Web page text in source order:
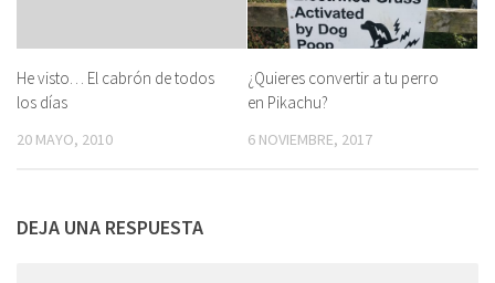
He visto… El cabrón de todos
los días
20 MAYO, 2010
¿Quieres convertir a tu perro
en Pikachu?
6 NOVIEMBRE, 2017
DEJA UNA RESPUESTA